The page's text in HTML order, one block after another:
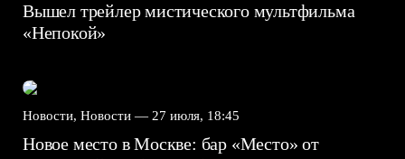
Вышел трейлер мистического мультфильма
«Непокой»
Новости, Новости — 27 июля, 18:45
Новое место в Москве: бар «Место» от